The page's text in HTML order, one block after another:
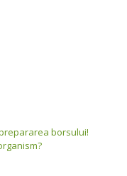
borsului!